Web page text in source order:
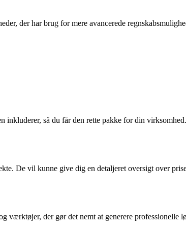
der har brug for mere avancerede
så du får den rette pakke for din
De vil kunne give dig en detaljeret oversigt over
værktøjer, der gør det nemt at generere professionelle